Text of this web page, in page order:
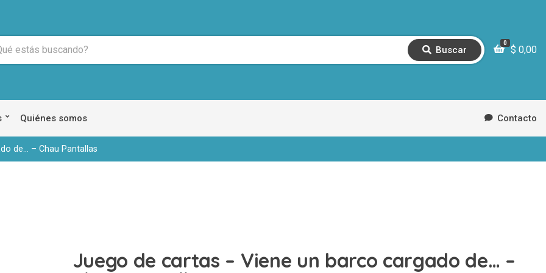
B
u
a
Buscar
0
$ 0,00
Quiénes somos Contacto
de… – Chau Pantallas
Juego de cartas – Viene un barco cargado de… –